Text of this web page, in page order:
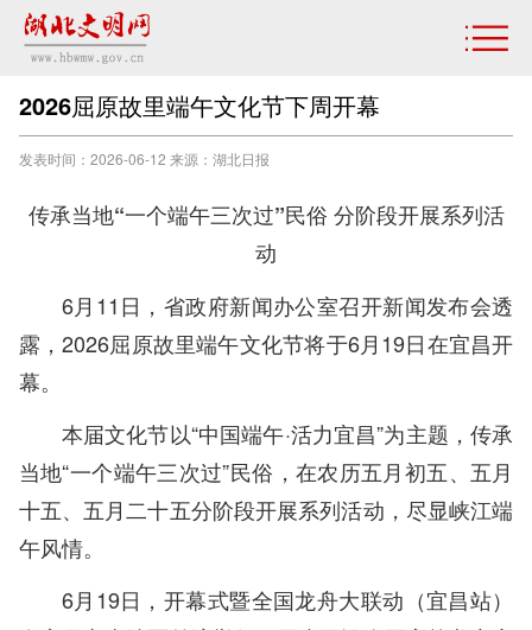
2026屈原故里端午文化节下周开幕
发表时间：2026-06-12 来源：湖北日报
传承当地“一个端午三次过”民俗 分阶段开展系列活
动
6月11日，省政府新闻办公室召开新闻发布会透
露，2026屈原故里端午文化节将于6月19日在宜昌开
幕。
本届文化节以“中国端午·活力宜昌”为主题，传承
当地“一个端午三次过”民俗，在农历五月初五、五月
十五、五月二十五分阶段开展系列活动，尽显峡江端
午风情。
6月19日，开幕式暨全国龙舟大联动（宜昌站）